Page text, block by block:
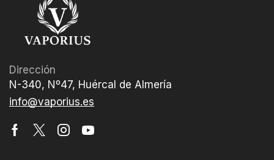
Dirección
N-340, Nº47, Huércal de Almería
info@vaporius.es